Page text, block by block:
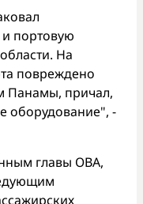
портовую
На
повреждено
Панамы, причал,
оборудование", -
главы ОВА,